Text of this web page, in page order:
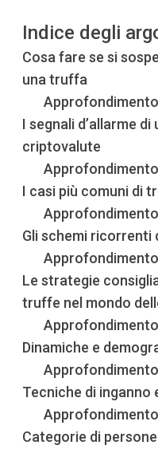
Indice degli
Cosa fare se si
una truffa
I segnali d’allarme
criptovalute
I casi più comuni di
Gli schemi ricorrenti
Le strategie
truffe nel mondo
Dinamiche e
Tecniche di inganno
Categorie di